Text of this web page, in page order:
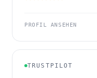
PROFIL ANSEHEN
TRUSTPILOT